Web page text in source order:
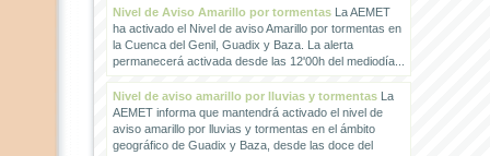
Nivel de Aviso Amarillo por tormentasLa AEMET
ha activado el Nivel de aviso Amarillo por tormentas en
la Cuenca del Genil, Guadix y Baza. La alerta
permanecerá activada desde las 12'00h del mediodía...
Nivel de aviso amarillo por lluvias y tormentasLa
AEMET informa que mantendrá activado el nivel de
aviso amarillo por lluvias y tormentas en el ámbito
geográfico de Guadix y Baza, desde las doce del